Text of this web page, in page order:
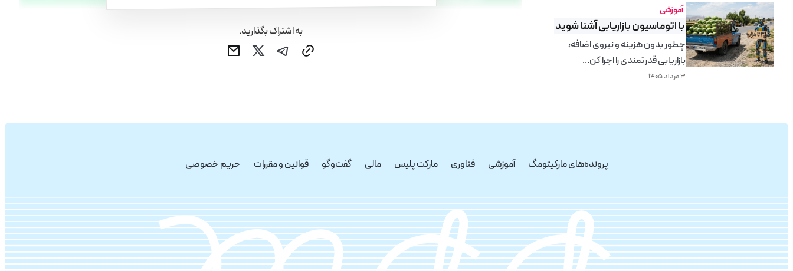
آموزشی
با اتوماسیون بازاریابی آشنا شوید
چطور بدون هزینه و نیروی اضافه،
بازاریابی قدرتمندی را اجرا کن...
۳ مرداد ۱۴۰۵
‬خریدها‭ ‬ممکن‭ ‬است‭ ‬آنی‭ ‬تلقی‭ ‬شوند‭ ‬و‭ ‬هدف‭ ‬اصلی‭ ‬بازاریابان،‭ ‬تحریک‭ ‬خرج‭ ‬کردن‭ ‬بی‌فکرانه‭ ‬است‭.‬
‬چیزهایی‭ ‬که‭ ‬نیاز‭ ‬ندارند‭ ‬تشویق‭ ‬می‌کند،‭ ‬در‭ ‬حالی‭ ‬که‭ ‬خرید‭ ‬همراه‭ ‬با‭ ‬اعضای‭ ‬خانواده‭ ‬تاثیر‭ ‬متضادی‭ ‬دارد‭.‬
‬ولخرجی،‭ ‬به‭ ‬قیمت‭ ‬از‭ ‬بین‭ ‬بردن‭ ‬قضاوت‭ ‬درستِ‭ ‬مصرف‌کننده،‭ ‬قطعا‭ ‬یک‭ ‬خطای‭ ‬کارمایی‭ ‬است‭. ‬با‭ ‬این‭ ‬حال،‭ ‬اگر‭ ‬همه‭ ‬ما‭ ‬مصرف‌کنندگانی‭ ‬منطقی‭ ‬با‭ ‬کنترل‭
‬نفس‭ ‬بالا‭ ‬و‭ ‬عادات‭ ‬خرید‭ ‬مقتصدانه‭ ‬بودیم،‭ ‬اقتصادمان‭ ‬آسیب‭ ‬می‌دید‭. ‬پس،‭ ‬تلاش‭ ‬کنید‭ ‬به‭ ‬تعادل‭ ‬برسید‭!‬
به اشتراک بگذارید.
پرونده‌های مارکیتومگ آموزشی فناوری مارکت پلیس مالی گفت‌و‌گو قوانین و مقررات حریم خصوصی